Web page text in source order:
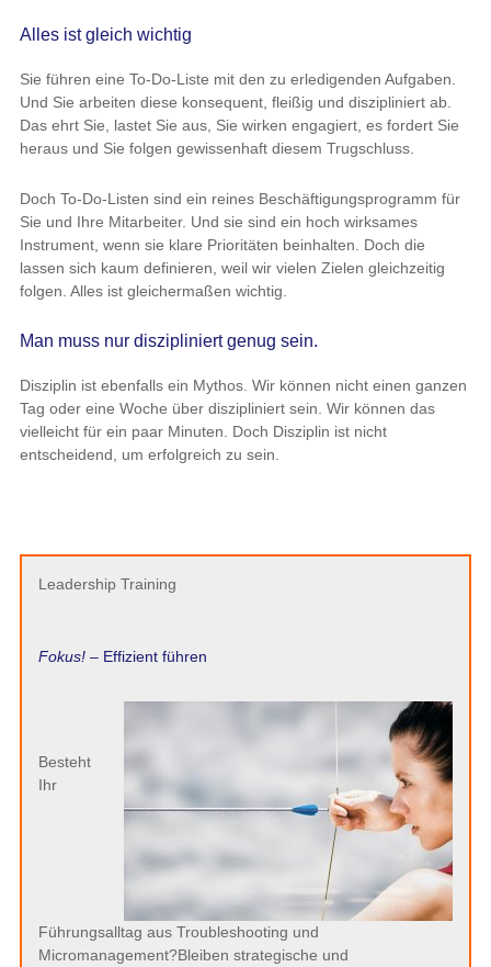
Alles ist gleich wichtig
Sie führen eine To-Do-Liste mit den zu erledigenden Aufgaben.
Und Sie arbeiten diese konsequent, fleißig und diszipliniert ab.
Das ehrt Sie, lastet Sie aus, Sie wirken engagiert, es fordert Sie
heraus und Sie folgen gewissenhaft diesem Trugschluss.
Doch To-Do-Listen sind ein reines Beschäftigungsprogramm für
Sie und Ihre Mitarbeiter. Und sie sind ein hoch wirksames
Instrument, wenn sie klare Prioritäten beinhalten. Doch die
lassen sich kaum definieren, weil wir vielen Zielen gleichzeitig
folgen. Alles ist gleichermaßen wichtig.
Man muss nur diszipliniert genug sein.
Disziplin ist ebenfalls ein Mythos. Wir können nicht einen ganzen
Tag oder eine Woche über diszipliniert sein. Wir können das
vielleicht für ein paar Minuten. Doch Disziplin ist nicht
entscheidend, um erfolgreich zu sein.
Leadership Training
Fokus!– Effizient führen
Besteht
Ihr
Führungsalltag aus Troubleshooting und
Micromanagement?Bleiben strategische und